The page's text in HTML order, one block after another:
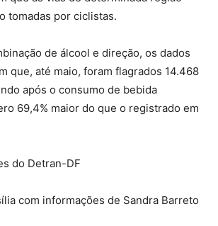
tomadas por ciclistas.
de álcool e direção, os dados
que, até maio, foram flagrados 14.468
após o consumo de bebida
69,4% maior do que o registrado em
do Detran-DF
com informações de Sandra Barreto